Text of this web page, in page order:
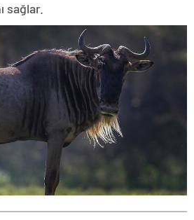
sağlar.